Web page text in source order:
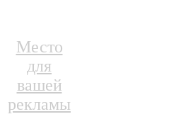
Место
для
вашей
рекламы